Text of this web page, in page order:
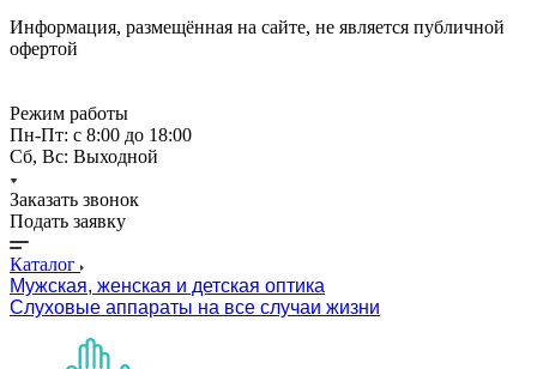
Информация, размещённая на сайте, не является публичной
офертой
Режим работы
Пн-Пт: с 8:00 до 18:00
Сб, Вс: Выходной
Заказать звонок
Подать заявку
Каталог
Мужская, женская и детская оптика
Слуховые аппараты на все случаи жизни